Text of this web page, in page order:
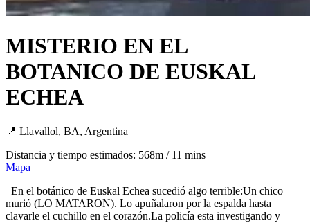
MISTERIO EN EL
BOTANICO DE EUSKAL
ECHEA
📍 Llavallol, BA, Argentina
Distancia y tiempo estimados: 568m / 11 mins
Mapa
En el botánico de Euskal Echea sucedió algo terrible:Un chico
murió (LO MATARON). Lo apuñalaron por la espalda hasta
clavarle el cuchillo en el corazón.La policía esta investigando y